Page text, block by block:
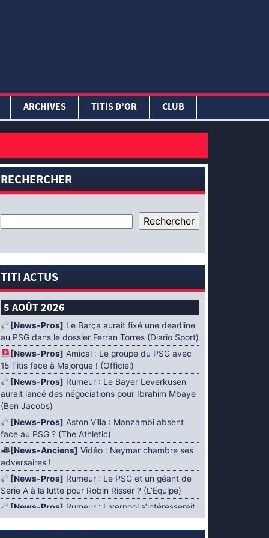
ARCHIVES TITIS D’OR CLUB
RECHERCHER
TITI ACTUS
5 AOÛT 2026
[News-Pros] Le Barça aurait fixé une deadline
au PSG dans le dossier Ferran Torres (Diario Sport)
[News-Pros] Amical : Le groupe du PSG avec
15 Titis face à Majorque ! (Officiel)
[News-Pros] Rumeur : Le Bayer Leverkusen
aurait lancé des négociations pour Ibrahim Mbaye
(Ben Jacobs)
[News-Pros] Aston Villa : Manzambi absent
face au PSG ? (The Athletic)
[News-Anciens] Vidéo : Neymar chambre ses
adversaires !
[News-Pros] Rumeur : Le PSG et un géant de
Serie A à la lutte pour Robin Risser ? (L’Equipe)
[News-Pros] Rumeur : Liverpool s’intéresserait
à Ibrahim Mbaye en plus de Bradley Barcola
(Fabrizio Romano)